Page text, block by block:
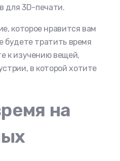
для 3D-печати.
которое нравится вам
будете тратить время
к изучению вещей,
в которой хотите
на